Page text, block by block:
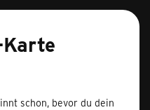
schon, bevor du dein